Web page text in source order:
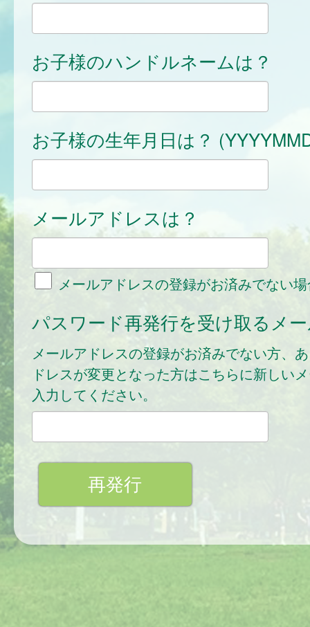
お子様のハンドルネームは？
お子様の生年月日は？
メールアドレスは？
メールアドレスの登録がお済みでない
パスワード再発行を受け取るメ
メールアドレスの登録がお済みでない方、
ドレスが変更となった方はこちらに新しい
入力してください。